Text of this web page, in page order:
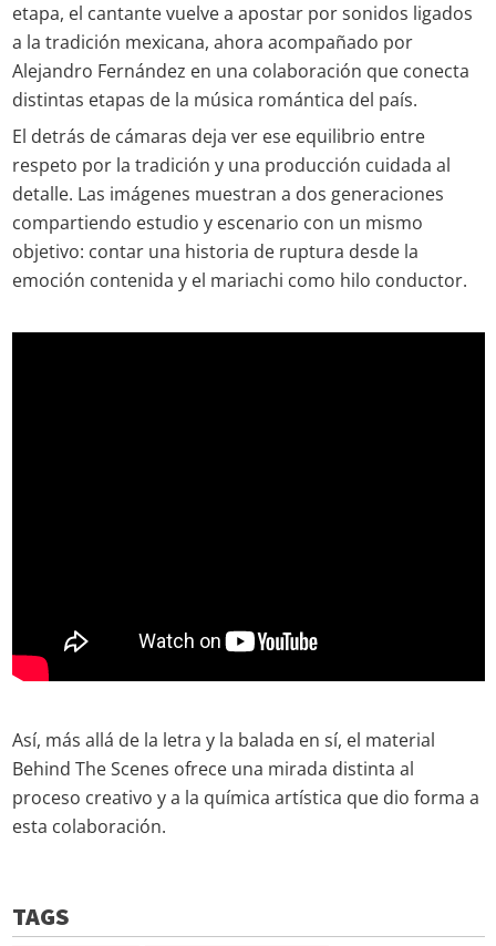
etapa, el cantante vuelve a apostar por sonidos ligados
a la tradición mexicana, ahora acompañado por
Alejandro Fernández en una colaboración que conecta
distintas etapas de la música romántica del país.
El detrás de cámaras deja ver ese equilibrio entre
respeto por la tradición y una producción cuidada al
detalle. Las imágenes muestran a dos generaciones
compartiendo estudio y escenario con un mismo
objetivo: contar una historia de ruptura desde la
emoción contenida y el mariachi como hilo conductor.
Así, más allá de la letra y la balada en sí, el material
Behind The Scenes ofrece una mirada distinta al
proceso creativo y a la química artística que dio forma a
esta colaboración.
TAGS